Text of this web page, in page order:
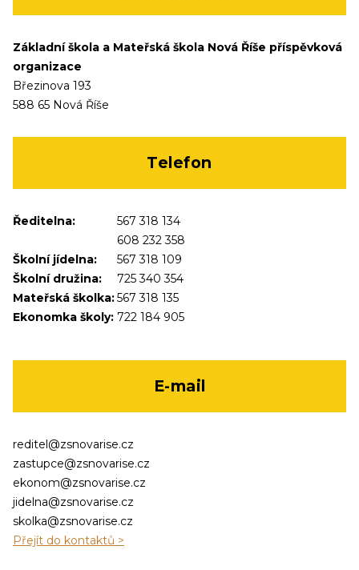
Základní škola a Mateřská škola Nová Říše příspěvková
organizace
Březinova 193
588 65 Nová Říše
Telefon
Ředitelna:
567 318 134
608 232 358
Školní jídelna:
567 318 109
Školní družina:
725 340 354
Mateřská školka:567 318 135
Ekonomka školy: 722 184 905
E-mail
reditel@zsnovarise.cz
zastupce@zsnovarise.cz
ekonom@zsnovarise.cz
jidelna@zsnovarise.cz
skolka@zsnovarise.cz
Přejít do kontaktů >